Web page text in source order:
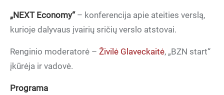
„NEXT Economy“– konferencija apie ateities verslą,
kurioje dalyvaus įvairių sričių verslo atstovai.
Renginio moderatorė – Živilė Glaveckaitė, „BZN start“
įkūrėja ir vadovė.
Programa